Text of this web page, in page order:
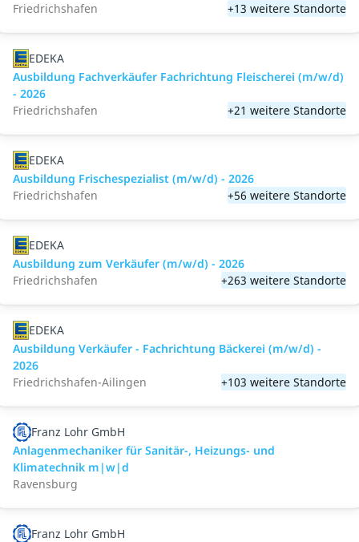
Friedrichshafen
+13 weitere Standorte
EDEKA
Ausbildung Fachverkäufer Fachrichtung Fleischerei (m/w/d)
- 2026
Friedrichshafen
+21 weitere Standorte
EDEKA
Ausbildung Frischespezialist (m/w/d) - 2026
Friedrichshafen
+56 weitere Standorte
EDEKA
Ausbildung zum Verkäufer (m/w/d) - 2026
Friedrichshafen
+263 weitere Standorte
EDEKA
Ausbildung Verkäufer - Fachrichtung Bäckerei (m/w/d) -
2026
Friedrichshafen-Ailingen
+103 weitere Standorte
Franz Lohr GmbH
Anlagenmechaniker für Sanitär-, Heizungs- und
Klimatechnik m|w|d
Ravensburg
Franz Lohr GmbH